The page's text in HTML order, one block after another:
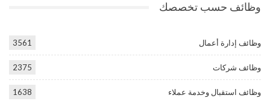
وظائف حسب تخصصك
وظائف إدارة أعمال 3561
وظائف شركات 2375
وظائف استقبال وخدمة عملاء 1638